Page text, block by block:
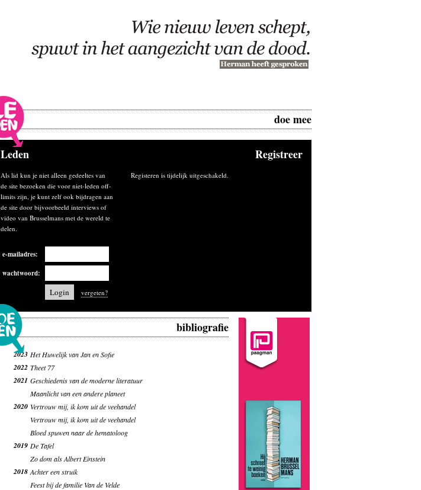
doe mee
Leden
Als lid kun je niet alleen gedeeltes van
de site bezoeken die voor niet-leden off-
limits zijn, je kunt zelf ook bijdragen aan
de site door bijvoorbeeld interviews of
video van Brusselmans met de wereld te
delen.
e-mailadres:
wachtwoord:
vergeten?
Registreer
Registeren is tijdelijk uitgeschakeld.
bibliografie
2023 Het Huwelijk van Jan en Sofie
2022 Theet 77
2021 Geschiedenis van de moderne literatuur
Maanlicht van een andere planeet
2020 Vertrouw mij, ik kom uit de veehandel
Vertrouw mij, ik kom uit de veehandel
Bloed spuwen naar de hematoloog
2019 De Tafel
Zo dom als Albert Einstein
2018 Achter een struik
Feest bij de familie Van de Velde